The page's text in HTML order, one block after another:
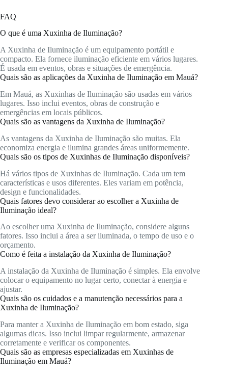
FAQ
O que é uma Xuxinha de Iluminação?
A Xuxinha de Iluminação é um equipamento portátil e
compacto. Ela fornece iluminação eficiente em vários lugares.
É usada em eventos, obras e situações de emergência.
Quais são as aplicações da Xuxinha de Iluminação em Mauá?
Em Mauá, as Xuxinhas de Iluminação são usadas em vários
lugares. Isso inclui eventos, obras de construção e
emergências em locais públicos.
Quais são as vantagens da Xuxinha de Iluminação?
As vantagens da Xuxinha de Iluminação são muitas. Ela
economiza energia e ilumina grandes áreas uniformemente.
Quais são os tipos de Xuxinhas de Iluminação disponíveis?
Há vários tipos de Xuxinhas de Iluminação. Cada um tem
características e usos diferentes. Eles variam em potência,
design e funcionalidades.
Quais fatores devo considerar ao escolher a Xuxinha de
Iluminação ideal?
Ao escolher uma Xuxinha de Iluminação, considere alguns
fatores. Isso inclui a área a ser iluminada, o tempo de uso e o
orçamento.
Como é feita a instalação da Xuxinha de Iluminação?
A instalação da Xuxinha de Iluminação é simples. Ela envolve
colocar o equipamento no lugar certo, conectar à energia e
ajustar.
Quais são os cuidados e a manutenção necessários para a
Xuxinha de Iluminação?
Para manter a Xuxinha de Iluminação em bom estado, siga
algumas dicas. Isso inclui limpar regularmente, armazenar
corretamente e verificar os componentes.
Quais são as empresas especializadas em Xuxinhas de
Iluminação em Mauá?